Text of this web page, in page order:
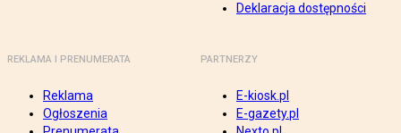
Deklaracja dostępności
REKLAMA I PRENUMERATA
Reklama
Ogłoszenia
PARTNERZY
E-kiosk.pl
E-gazety.pl